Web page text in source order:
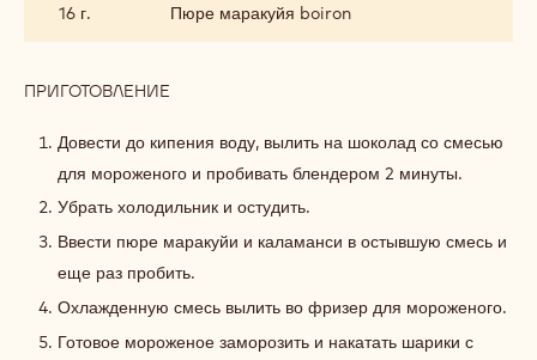
16 г. Пюре маракуйя boiron
ПРИГОТОВЛЕНИЕ
КАЛАМАНСИ-
МАРАКУЙЯ
Довести до кипения воду, вылить на шоколад со смесью
для мороженого и пробивать блендером 2 минуты.
Убрать холодильник и остудить.
Ввести пюре маракуйи и каламанси в остывшую смесь и
еще раз пробить.
Охлажденную смесь вылить во фризер для мороженого.
Готовое мороженое заморозить и накатать шарики с